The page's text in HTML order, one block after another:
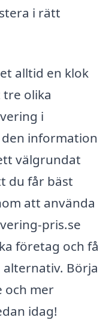
i rätt
alltid en klok
olika
i
information
välgrundat
du får bäst
att använda
pris.se
företag och få
Börja
och mer
idag!